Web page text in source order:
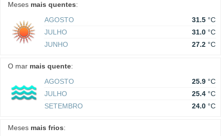
Meses mais quentes:
AGOSTO
31.5 °C
JULHO
31.0 °C
JUNHO
27.2 °C
O mar mais quente:
AGOSTO
25.9 °C
JULHO
25.4 °C
SETEMBRO
24.0 °C
Meses mais frios: